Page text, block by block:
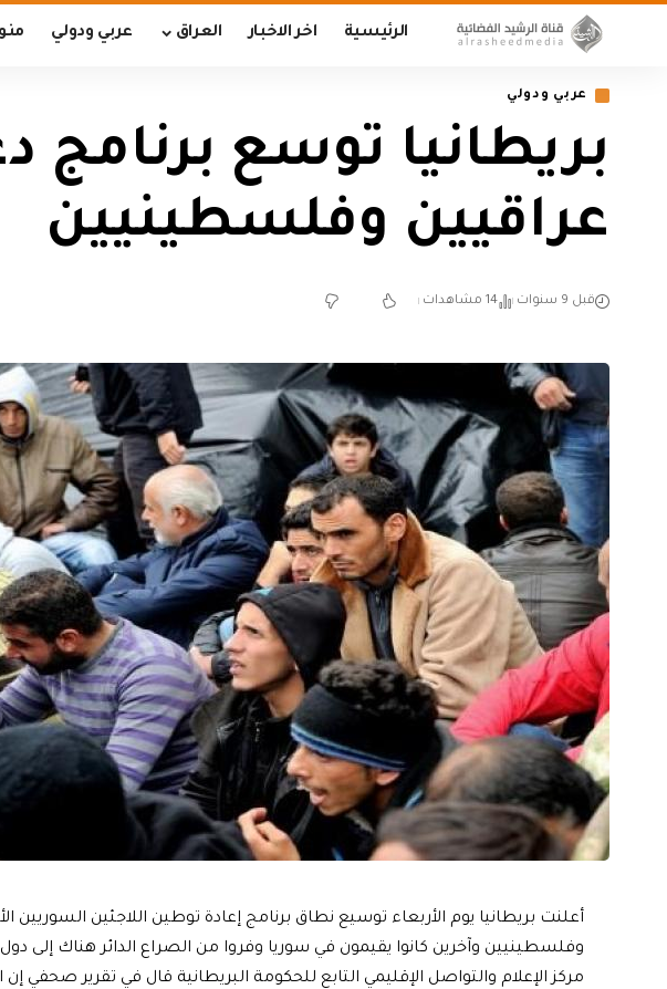
الرئيسية اخر الاخبار العراق عربي ودولي
عربي ودولي
بريطانيا توسع برنامج
عراقيين وفلسطينيين
قبل 9 سنوات 14 مشاهدات
أعلنت بريطانيا يوم الأربعاء توسيع نطاق برنامج إعادة توطين اللاجئين السوريين
وفلسطينيين وآخرين كانوا يقيمون في سوريا وفروا من الصراع الدائر هناك إلى
مركز الإعلام والتواصل الإقليمي التابع للحكومة البريطانية قال في تقرير صحفي